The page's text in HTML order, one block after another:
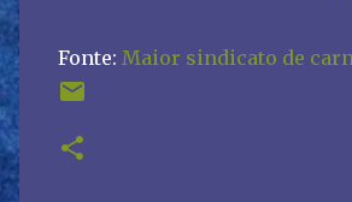
Fonte: Maior sindicato de